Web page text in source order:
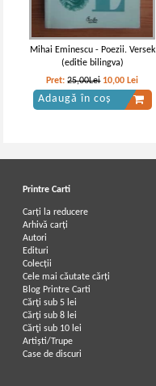
Mihai Eminescu - Poezii. Versek
(editie bilingva)
Pret:25,00Lei 10,00 Lei
Adaugă în coș
Printre Carti
Carți la reducere
Arhivă carți
Autori
Edituri
Colecții
Cele mai căutate cărți
Blog Printre Carti
Cărţi sub 5 lei
Cărţi sub 8 lei
Cărţi sub 10 lei
Artiști/Trupe
Case de discuri